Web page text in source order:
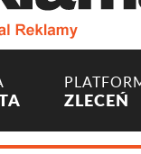
ZLECEŃ